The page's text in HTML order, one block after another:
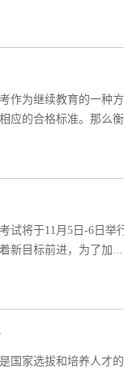
作为继续教育的一种
应的合格标准。那么
试将于11月5日-6日
新目标前进，为了加...
国家选拔和培养人才